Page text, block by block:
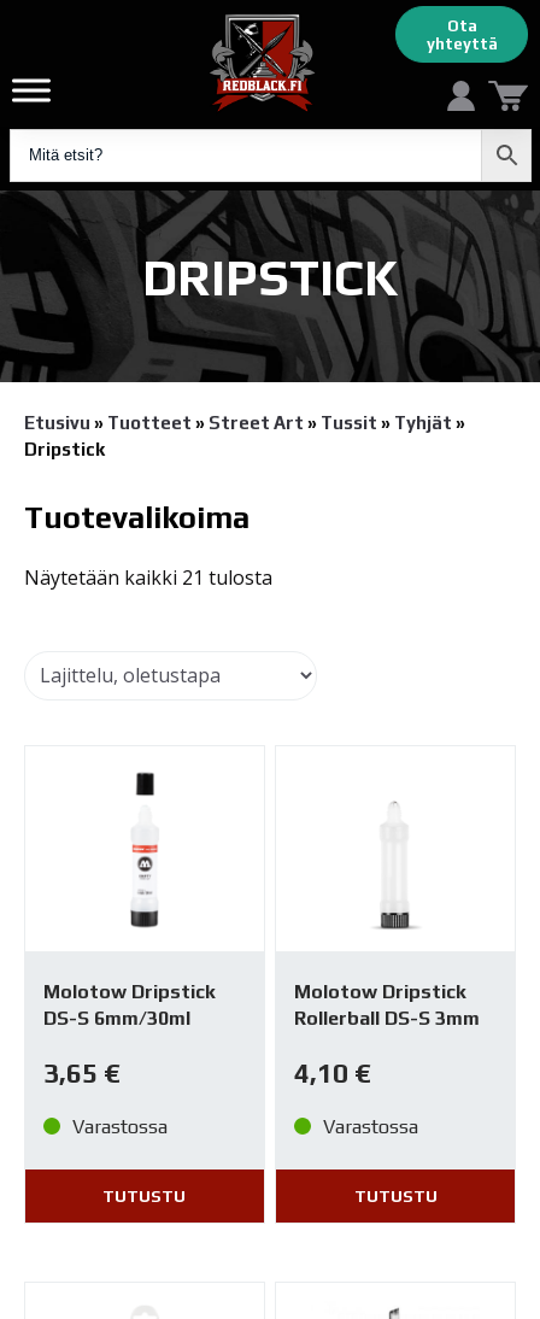
Ota
yhteyttä
DRIPSTICK
Etusivu » Tuotteet » Street Art » Tussit » Tyhjät »
Dripstick
Tuotevalikoima
Näytetään kaikki 21 tulosta
Molotow Dripstick
DS-S 6mm/30ml
3,65 €
Varastossa
TUTUSTU
Molotow Dripstick
Rollerball DS-S 3mm
4,10 €
Varastossa
TUTUSTU